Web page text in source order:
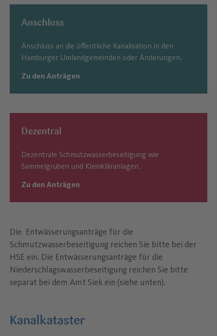
Anschluss
Anschluss an die öffentliche Kanalisation in den
Hamburger Umlandgemeinden oder Änderungen.
Zu den Anträgen
Dezentral
Dezentrale Schmutzwasserbeseitigung wie
Sammelgruben und Kleinkläranlagen.
Zu den Anträgen
Die Entwässerungsanträge für die
Schmutzwasserbeseitigung reichen Sie bitte bei der
HSE ein. Die Entwässerungsanträge für die
Niederschlagswasserbeseitigung reichen Sie bitte
separat bei dem Amt Siek ein (siehe unten).
Kanalkataster